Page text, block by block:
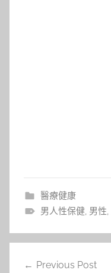
醫療健康
男人性保健, 男性,
Previous Post